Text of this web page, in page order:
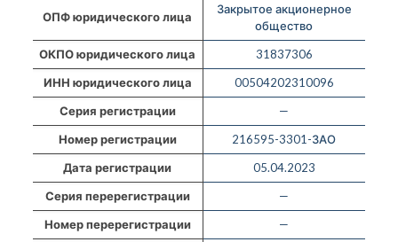
ОПФ юридического лица
Закрытое акционерное
общество
ОКПО юридического лица
31837306
ИНН юридического лица
00504202310096
Серия регистрации
—
Номер регистрации
216595-3301-ЗАО
Дата регистрации
05.04.2023
Серия перерегистрации
—
Номер перерегистрации
—